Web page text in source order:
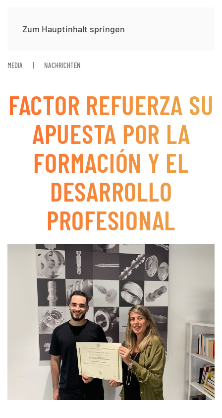
Zum Hauptinhalt springen
MEDIA NACHRICHTEN
FACTOR REFUERZA SU
APUESTA POR LA
FORMACIÓN Y EL
DESARROLLO
PROFESIONAL